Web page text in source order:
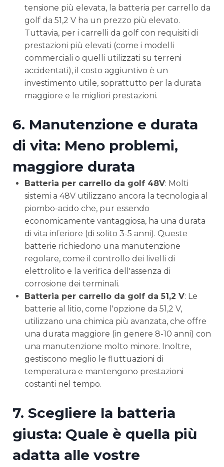
tensione più elevata, la batteria per carrello da
golf da 51,2 V ha un prezzo più elevato.
Tuttavia, per i carrelli da golf con requisiti di
prestazioni più elevati (come i modelli
commerciali o quelli utilizzati su terreni
accidentati), il costo aggiuntivo è un
investimento utile, soprattutto per la durata
maggiore e le migliori prestazioni.
6. Manutenzione e durata
di vita: Meno problemi,
maggiore durata
Batteria per carrello da golf 48V: Molti
sistemi a 48V utilizzano ancora la tecnologia al
piombo-acido che, pur essendo
economicamente vantaggiosa, ha una durata
di vita inferiore (di solito 3-5 anni). Queste
batterie richiedono una manutenzione
regolare, come il controllo dei livelli di
elettrolito e la verifica dell'assenza di
corrosione dei terminali.
Batteria per carrello da golf da 51,2 V: Le
batterie al litio, come l'opzione da 51,2 V,
utilizzano una chimica più avanzata, che offre
una durata maggiore (in genere 8-10 anni) con
una manutenzione molto minore. Inoltre,
gestiscono meglio le fluttuazioni di
temperatura e mantengono prestazioni
costanti nel tempo.
7. Scegliere la batteria
giusta: Quale è quella più
adatta alle vostre